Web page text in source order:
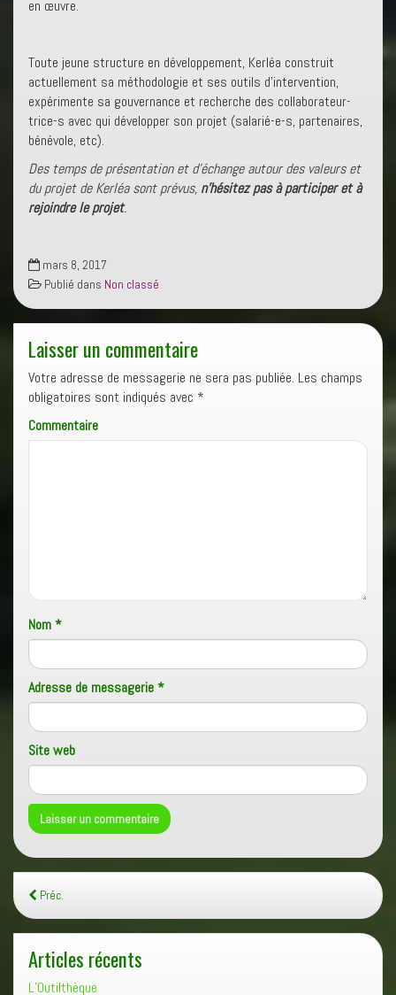
en œuvre.
Toute jeune structure en développement, Kerléa construit
actuellement sa méthodologie et ses outils d’intervention,
expérimente sa gouvernance et recherche des collaborateur-
trice-s avec qui développer son projet (salarié-e-s, partenaires,
bénévole, etc).
Des temps de présentation et d’échange autour des valeurs et
du projet de Kerléa sont prévus, n’hésitez pas à participer et à
rejoindre le projet.
mars 8, 2017
Publié dans Non classé
Laisser un commentaire
Votre adresse de messagerie ne sera pas publiée. Les champs
obligatoires sont indiqués avec *
Commentaire
Nom*
Adresse de messagerie*
Site web
Préc.
Articles récents
L’Outilthèque